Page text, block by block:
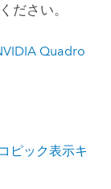
ださい。
Quadro
ピック表示キ